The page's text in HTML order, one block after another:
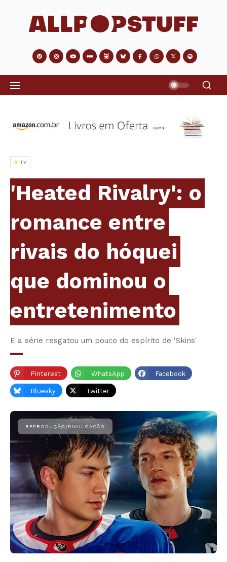
TV
'Heated Rivalry': o
romance entre
rivais do hóquei
que dominou o
entretenimento
E a série resgatou um pouco do espírito de 'Skins'
Pinterest WhatsApp Facebook
Bluesky Twitter